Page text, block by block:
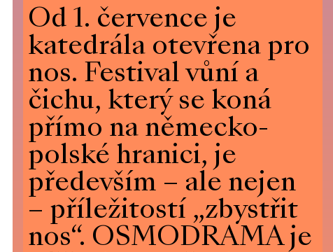
Od 1. července je
katedrála otevřena pro
nos. Festival vůní a
čichu, který se koná
přímo na německo-
polské hranici, je
především – ale nejen
– příležitostí „zbystřit
nos“. OSMODRAMA je